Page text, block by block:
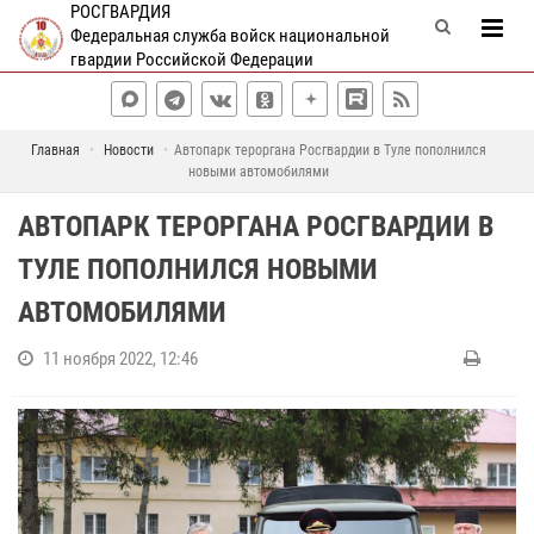
РОСГВАРДИЯ
Федеральная служба войск национальной
гвардии Российской Федерации
Главная Новости
Автопарк тероргана Росгвардии в Туле пополнился
новыми автомобилями
АВТОПАРК ТЕРОРГАНА РОСГВАРДИИ В
ТУЛЕ ПОПОЛНИЛСЯ НОВЫМИ
АВТОМОБИЛЯМИ
11 ноября 2022, 12:46